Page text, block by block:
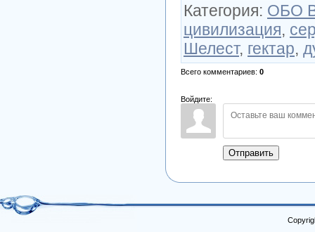
Категория: ОБО
цивилизация,
Шелест, гектар,
Всего комментариев: 0
Войдите:
Отправить